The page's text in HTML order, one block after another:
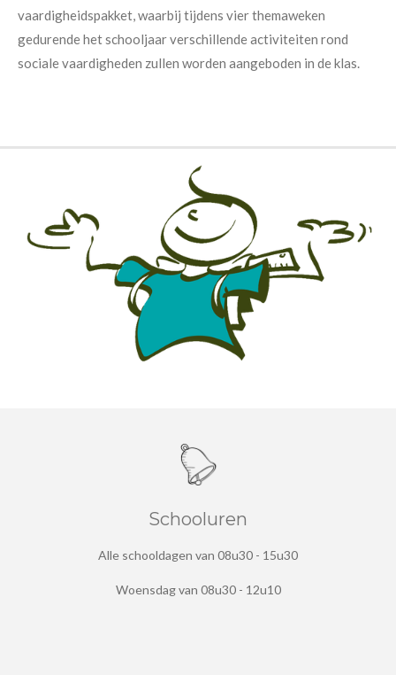
vaardigheidspakket, waarbij tijdens vier themaweken
gedurende het schooljaar verschillende activiteiten rond
sociale vaardigheden zullen worden aangeboden in de klas.
Schooluren
Alle schooldagen van 08u30 - 15u30
Woensdag van 08u30 - 12u10